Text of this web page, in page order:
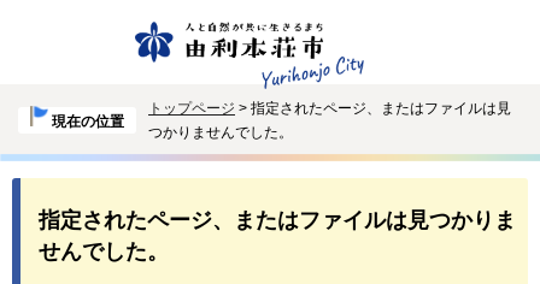
現在の位置
トップページ > 指定されたページ、またはファイルは見
つかりませんでした。
指定されたページ、またはファイルは見つかりま
せんでした。